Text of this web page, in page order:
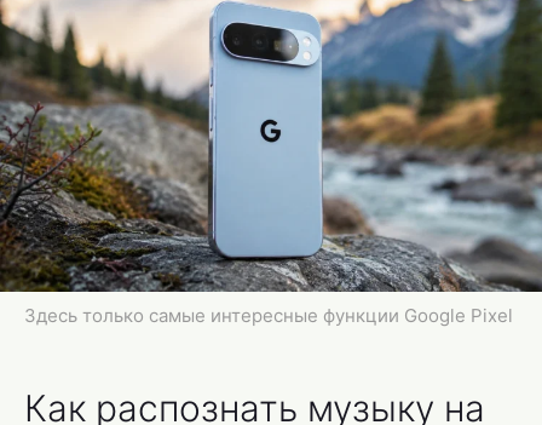
Здесь только самые интересные функции Google Pixel
Как распознать музыку на